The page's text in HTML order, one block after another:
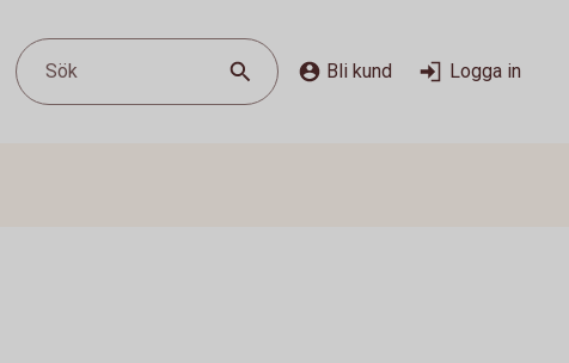
Sök Bli kund Logga in